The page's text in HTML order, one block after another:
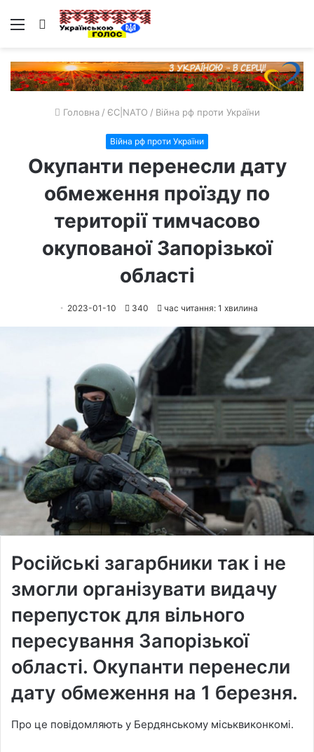
Меню Пошук
Головна / ЄС|NATO / Війна рф проти України
Війна рф проти України
Окупанти перенесли дату
обмеження проїзду по
території тимчасово
окупованої Запорізької
області
2023-01-10 340 час читання: 1 хвилина
Російські загарбники так і не
змогли організувати видачу
перепусток для вільного
пересування Запорізької
області. Окупанти перенесли
дату обмеження на 1 березня.
Про це повідомляють у Бердянському міськвиконкомі.